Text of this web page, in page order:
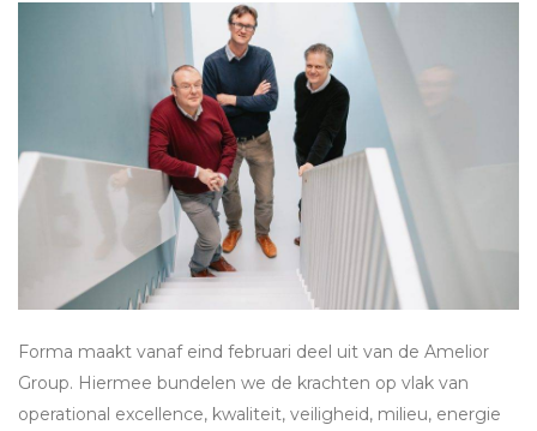
Forma maakt vanaf eind februari deel uit van de Amelior
Group. Hiermee bundelen we de krachten op vlak van
operational excellence, kwaliteit, veiligheid, milieu, energie